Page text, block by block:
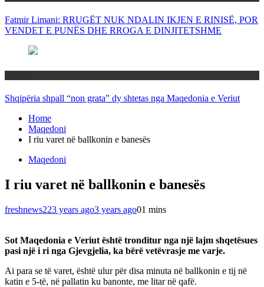
Fatmir Limani: RRUGËT NUK NDALIN IKJEN E RINISË, POR
VENDET E PUNËS DHE RROGA E DINJITETSHME
Shqipëria shpall “non grata” dy shtetas nga Maqedonia e Veriut
Home
Maqedoni
I riu varet në ballkonin e banesës
Maqedoni
I riu varet në ballkonin e banesës
freshnews223 years ago3 years ago01 mins
Sot Maqedonia e Veriut është tronditur nga një lajm shqetësues
pasi një i ri nga Gjevgjelia, ka bërë vetëvrasje me varje.
Ai para se të varet, është ulur për disa minuta në ballkonin e tij në
katin e 5-të, në pallatin ku banonte, me litar në qafë.